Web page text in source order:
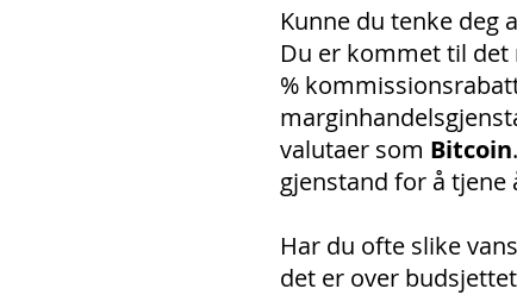
Kunne du tenke deg
Du er kommet til det
%
valutaer som Bitcoin
gjenstand for å tjene
Har du ofte slike
det er over